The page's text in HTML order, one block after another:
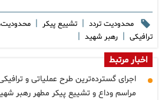
محدودیت تردد | تشییع پیکر |
ترافیکی | رهبر شهید |
اخبار مرتبط
اجرای گسترده‌ترین طرح عملیاتی و
مراسم وداع و تشییع پیکر مطهر رهبر